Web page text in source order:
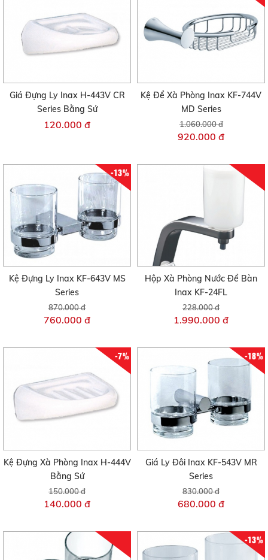
Giá Đựng Ly Inax H-443V CR
Series Bằng Sứ
120.000 đ
Kệ Để Xà Phòng Inax KF-744V
MD Series
1.060.000 đ
920.000 đ
-13%
Kệ Đựng Ly Inax KF-643V MS
Series
870.000 đ
760.000 đ
Hộp Xà Phòng Nước Để Bàn
Inax KF-24FL
228.000 đ
1.990.000 đ
-7%
Kệ Đựng Xà Phòng Inax H-444V
Bằng Sứ
150.000 đ
140.000 đ
-18%
Giá Ly Đôi Inax KF-543V MR
Series
830.000 đ
680.000 đ
-13%